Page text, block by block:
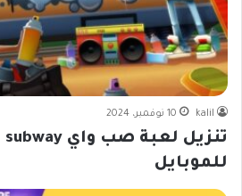
kalil 10 نوفمبر، 2024
للموبايل